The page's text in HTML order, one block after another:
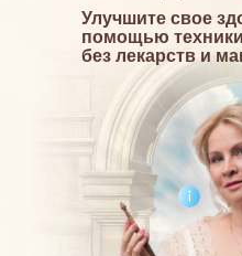
Улучшите свое
помощью
без лекарств и